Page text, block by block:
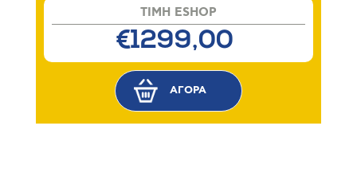
TIMH ESHOP
€1299,00